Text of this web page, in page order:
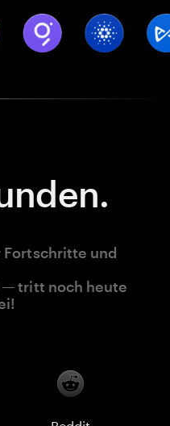
Fortschritte und
— tritt noch heute